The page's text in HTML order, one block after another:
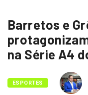
Barretos e
na Série A4
ESPORTES